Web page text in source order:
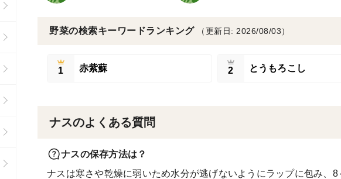
野菜の検索キーワードランキング （更新日: 2026/08/03）
1 赤紫蘇 2 とうもろこし
ナスのよくある質問
ナスの保存方法は？
ナスは寒さや乾燥に弱いため水分が逃げないようにラップに包み